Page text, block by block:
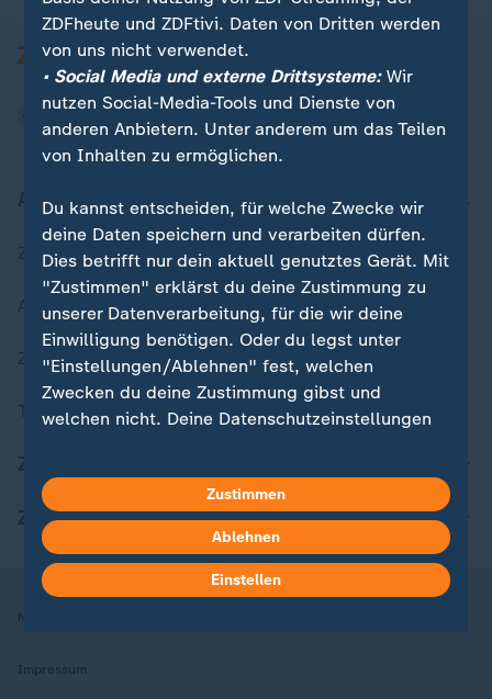
Aktuell bei ZDFheute
Zuletzt veröffentlicht
Aktuelle Sendungs-Videos
ZDFheute Stories
Themen im Überblick
ZDFheute Apps
Nutzungsbedingungen
Impressum
ZDFheute und ZDFtivi. Daten von Dritten werden
von uns nicht verwendet.
• Social Media und externe Drittsysteme:Wir
nutzen Social-Media-Tools und Dienste von
anderen Anbietern. Unter anderem um das Teilen
von Inhalten zu ermöglichen.
Du kannst entscheiden, für welche Zwecke wir
deine Daten speichern und verarbeiten dürfen.
Dies betrifft nur dein aktuell genutztes Gerät. Mit
"Zustimmen" erklärst du deine Zustimmung zu
unserer Datenverarbeitung, für die wir deine
Einwilligung benötigen. Oder du legst unter
"Einstellungen/Ablehnen" fest, welchen
Zwecken du deine Zustimmung gibst und
welchen nicht. Deine Datenschutzeinstellungen
Hier findest du das Impressum.
Weitere Informationen findest du in unserer
Datenschutzerklärung.
Zustimmen
Ablehnen
Einstellen